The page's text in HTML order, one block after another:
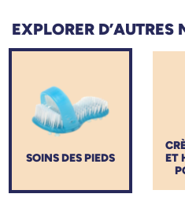
EXPLORER D’AUTRES
ET
SOINS DES PIEDS